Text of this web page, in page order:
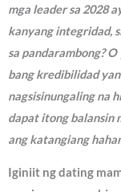
mga leader sa 2028
kanyang integridad,
sa pandarambong?
bang kredibilidad
nagsisinungaling na
dapat itong balansin
ang katangiang
Iginiit ng dating